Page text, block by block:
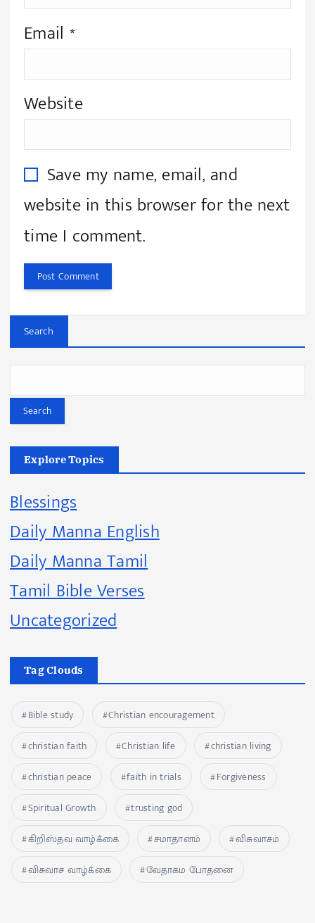
Email *
Website
Save my name, email, and
website in this browser for the next
time I comment.
Search
Search
Explore Topics
Blessings
Daily Manna English
Daily Manna Tamil
Tamil Bible Verses
Uncategorized
Tag Clouds
Bible study
Christian encouragement
christian faith
Christian life
christian living
christian peace
faith in trials
Forgiveness
Spiritual Growth
trusting god
கிறிஸ்தவ வாழ்க்கை
சமாதானம்
விசுவாசம்
விசுவாச வாழ்க்கை
வேதாகம போதனை